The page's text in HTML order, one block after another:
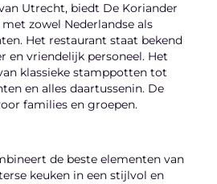
Utrecht, biedt De Koriander
zowel Nederlandse als
Het restaurant staat bekend
en vriendelijk personeel. Het
klassieke stamppotten tot
en alles daartussenin. De
families en groepen.
de beste elementen van
keuken in een stijlvol en